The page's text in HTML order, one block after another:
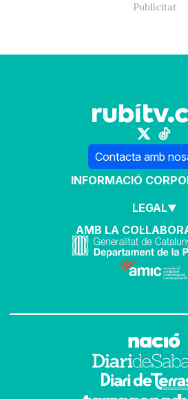
Contacta amb
INFORMACIÓ
LEGAL
AMB LA